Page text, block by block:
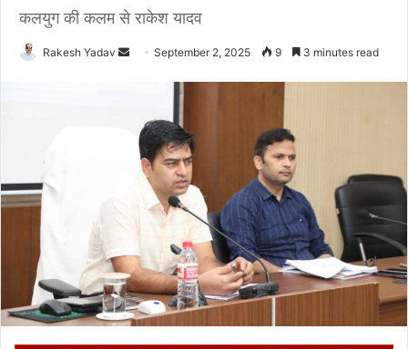
कलयुग की कलम से राकेश यादव
Rakesh Yadav
m
l
September 2, 2025 9 3 minutes read